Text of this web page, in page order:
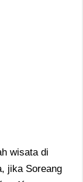
wisata di
jika Soreang